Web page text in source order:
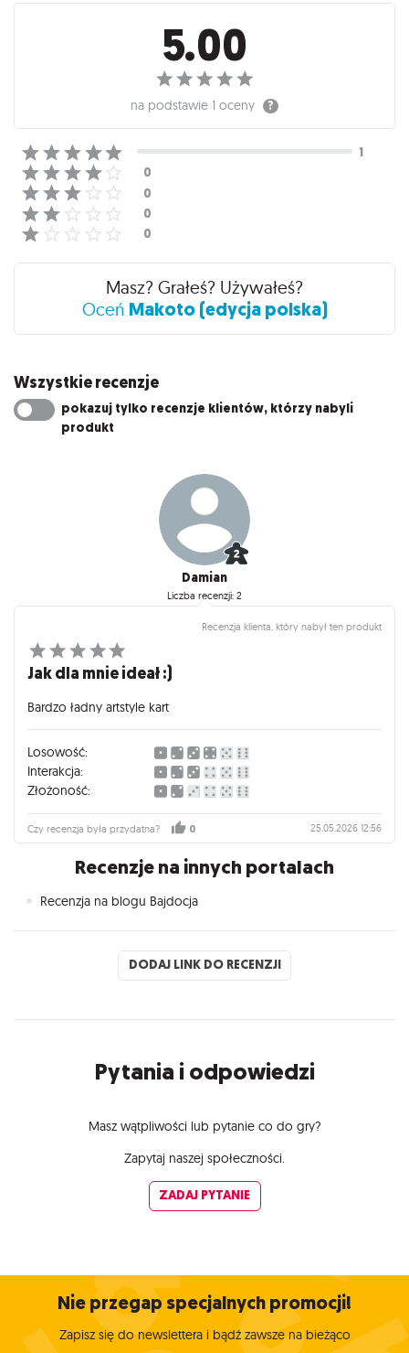
Recenzje
5.00
na podstawie 1 oceny
Masz? Grałeś? Używałeś?
Oceń Makoto (edycja polska)
Wszystkie recenzje
pokazuj tylko recenzje klientów, którzy nabyli
produkt
Damian
Liczba recenzji: 2
Recenzja klienta, który nabył ten produkt
Jak dla mnie ideał :)
Bardzo ładny artstyle kart
Losowość:
Interakcja:
Złożoność:
Czy recenzja była przydatna? 0 25.05.2026 12:56
Recenzje na innych portalach
Recenzja na blogu Bajdocja
DODAJ LINK DO RECENZJI
Pytania i odpowiedzi
Masz wątpliwości lub pytanie co do gry?
Zapytaj naszej społeczności.
ZADAJ PYTANIE
Nie przegap specjalnych promocji!
Zapisz się do newslettera i bądź zawsze na bieżąco